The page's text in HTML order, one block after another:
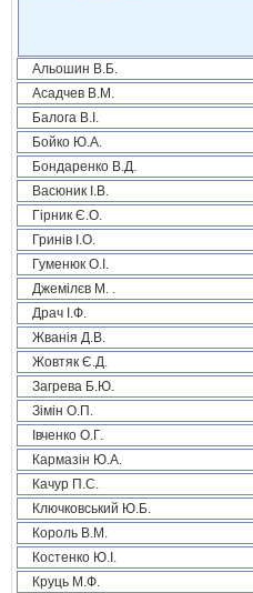
Альошин В.Б.
Асадчев В.М.
Балога В.І.
Бойко Ю.А.
Бондаренко В.Д.
Васюник І.В.
Гірник Є.О.
Гринів І.О.
Гуменюк О.І.
Джемілєв М. .
Драч І.Ф.
Жванія Д.В.
Жовтяк Є.Д.
Загрева Б.Ю.
Зімін О.П.
Івченко О.Г.
Кармазін Ю.А.
Качур П.С.
Ключковський Ю.Б.
Король В.М.
Костенко Ю.І.
Круць М.Ф.